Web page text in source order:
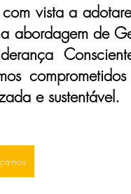
vista a
abordagem de
e sustentável.
nos